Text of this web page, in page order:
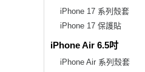
iPhone 17 系列殼套
iPhone 17 保護貼
iPhone Air 6.5吋
iPhone Air 系列殼套